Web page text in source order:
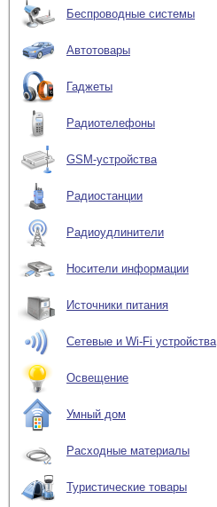
Беспроводные системы
Автотовары
Гаджеты
Радиотелефоны
GSM-устройства
Радиостанции
Радиоудлинители
Носители информации
Источники питания
Сетевые и Wi-Fi устройства
Освещение
Умный дом
Расходные материалы
Туристические товары